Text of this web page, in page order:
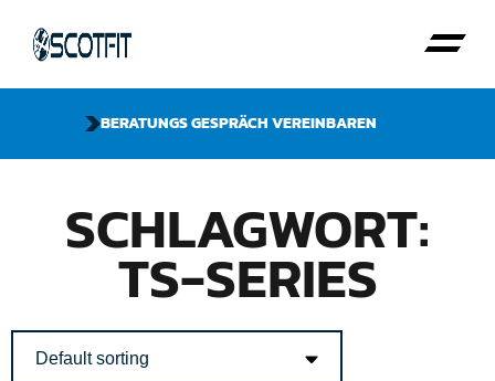
BERATUNGS GESPRÄCH VEREINBAREN
SCHLAGWORT:
TS-SERIES